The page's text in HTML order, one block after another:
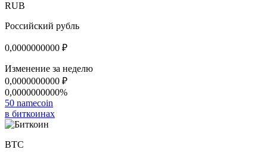
RUB
Российский рубль
0,0000000000 ₽
Изменение за неделю
0,0000000000 ₽
0,0000000000%
50 namecoin
в биткоинах
BTC